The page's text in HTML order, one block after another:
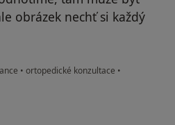
obrázek nechť si každý
• ortopedické konzultace •
odstraněn